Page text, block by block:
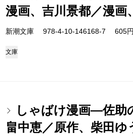
漫画、吉川景都／漫画
新潮文庫 978-4-10-146168-7 605
文庫
しゃばけ漫画―佐
畠中恵／原作、柴田